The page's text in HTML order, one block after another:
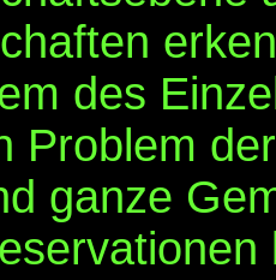
des
Problem
ganze